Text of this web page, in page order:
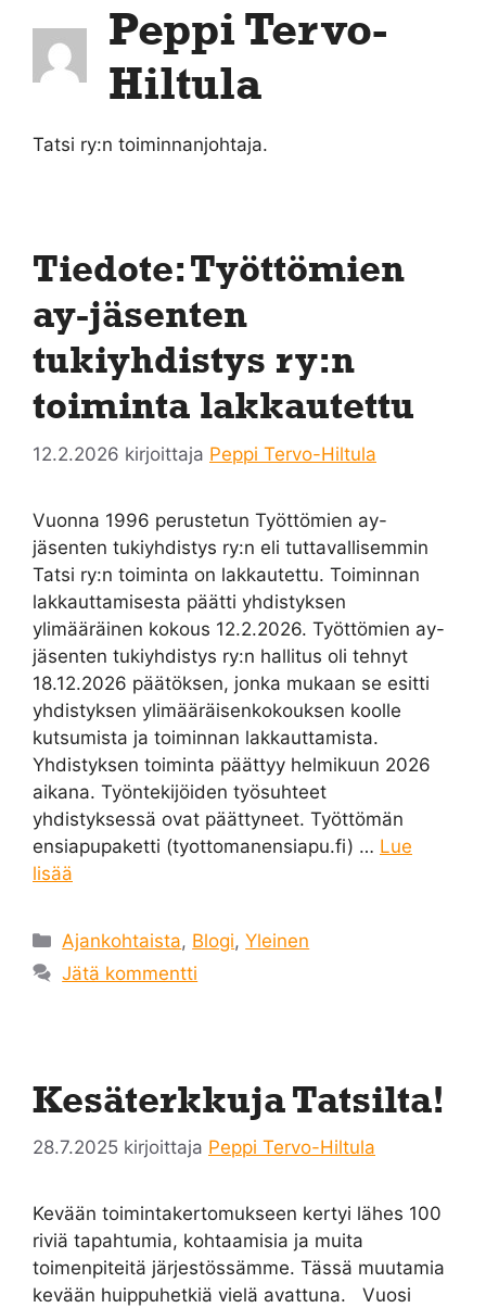
Peppi Tervo-
Hiltula
Tatsi ry:n toiminnanjohtaja.
Tiedote: Työttömien
ay-jäsenten
tukiyhdistys ry:n
toiminta lakkautettu
12.2.2026 kirjoittaja Peppi Tervo-Hiltula
Vuonna 1996 perustetun Työttömien ay-
jäsenten tukiyhdistys ry:n eli tuttavallisemmin
Tatsi ry:n toiminta on lakkautettu. Toiminnan
lakkauttamisesta päätti yhdistyksen
ylimääräinen kokous 12.2.2026. Työttömien ay-
jäsenten tukiyhdistys ry:n hallitus oli tehnyt
18.12.2026 päätöksen, jonka mukaan se esitti
yhdistyksen ylimääräisenkokouksen koolle
kutsumista ja toiminnan lakkauttamista.
Yhdistyksen toiminta päättyy helmikuun 2026
aikana. Työntekijöiden työsuhteet
yhdistyksessä ovat päättyneet. Työttömän
ensiapupaketti (tyottomanensiapu.fi) … Lue
lisää
Kategoriat
Ajankohtaista, Blogi,Yleinen
Jätä kommentti
Kesäterkkuja Tatsilta!
28.7.2025 kirjoittaja Peppi Tervo-Hiltula
Kevään toimintakertomukseen kertyi lähes 100
riviä tapahtumia, kohtaamisia ja muita
toimenpiteitä järjestössämme. Tässä muutamia
kevään huippuhetkiä vielä avattuna. Vuosi